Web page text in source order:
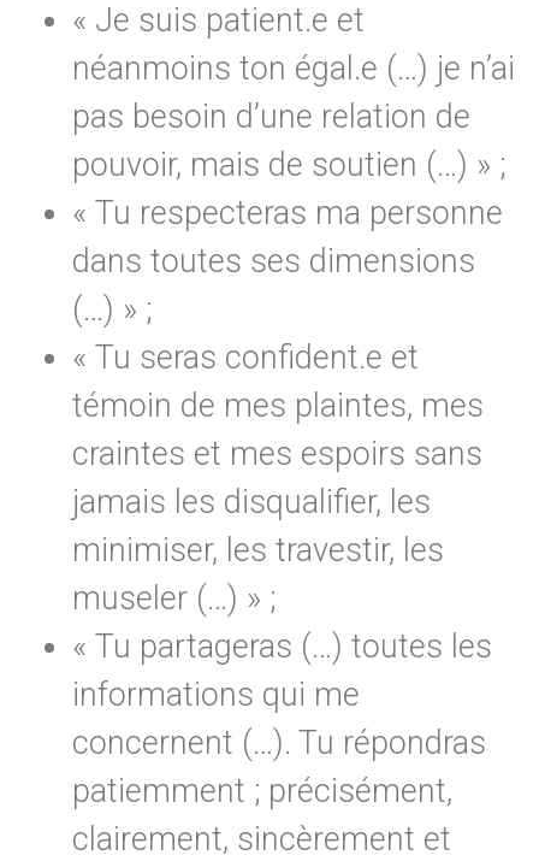
« Je suis patient.e et
néanmoins ton égal.e (…) je n’ai
pas besoin d’une relation de
pouvoir, mais de soutien (…) » ;
« Tu respecteras ma personne
dans toutes ses dimensions
(…) » ;
« Tu seras confident.e et
témoin de mes plaintes, mes
craintes et mes espoirs sans
jamais les disqualifier, les
minimiser, les travestir, les
museler (…) » ;
« Tu partageras (…) toutes les
informations qui me
concernent (…). Tu répondras
patiemment ; précisément,
clairement, sincèrement et